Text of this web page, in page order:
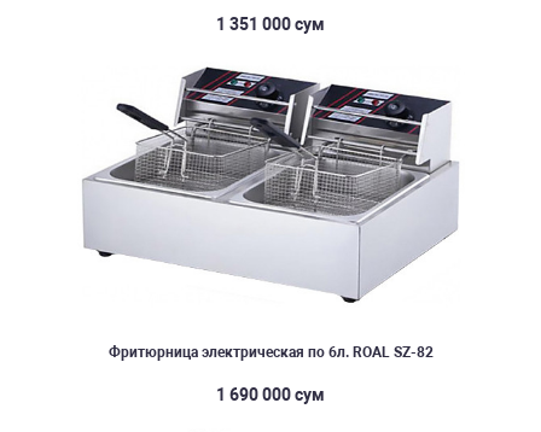
1 351 000 сум
Фритюрница электрическая по 6л. ROAL SZ-82
1 690 000 сум